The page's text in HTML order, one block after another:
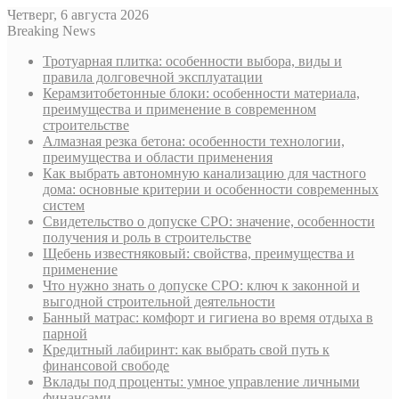
Четверг, 6 августа 2026
Breaking News
Тротуарная плитка: особенности выбора, виды и
правила долговечной эксплуатации
Керамзитобетонные блоки: особенности материала,
преимущества и применение в современном
строительстве
Алмазная резка бетона: особенности технологии,
преимущества и области применения
Как выбрать автономную канализацию для частного
дома: основные критерии и особенности современных
систем
Свидетельство о допуске СРО: значение, особенности
получения и роль в строительстве
Щебень известняковый: свойства, преимущества и
применение
Что нужно знать о допуске СРО: ключ к законной и
выгодной строительной деятельности
Банный матрас: комфорт и гигиена во время отдыха в
парной
Кредитный лабиринт: как выбрать свой путь к
финансовой свободе
Вклады под проценты: умное управление личными